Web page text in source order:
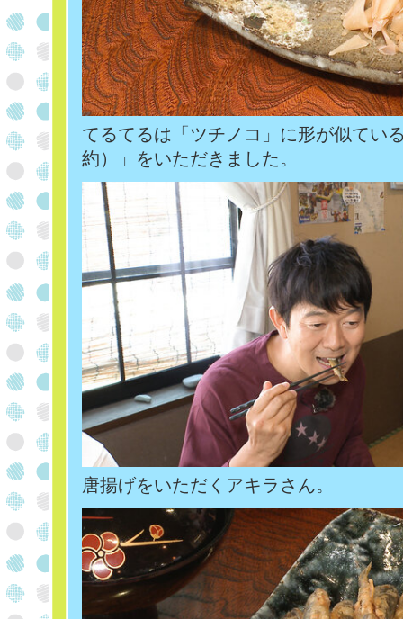
てるてるは「ツチノコ」に形が似てい
約）」をいただきました。
唐揚げをいただくアキラさん。